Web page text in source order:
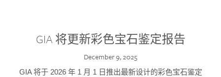
GIA 将更新彩色宝石鉴定报告
December 9, 2025
GIA 将于 2026 年 1 月 1 日推出最新设计的彩色宝石鉴定